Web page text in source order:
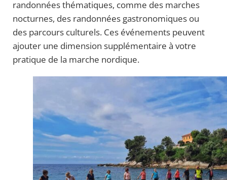
randonnées thématiques, comme des marches
nocturnes, des randonnées gastronomiques ou
des parcours culturels. Ces événements peuvent
ajouter une dimension supplémentaire à votre
pratique de la marche nordique.